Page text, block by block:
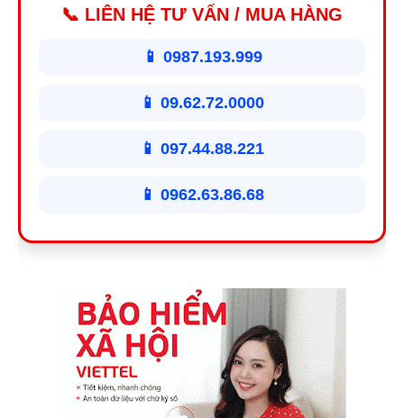
📞 LIÊN HỆ TƯ VẤN / MUA HÀNG
📱 0987.193.999
📱 09.62.72.0000
📱 097.44.88.221
📱 0962.63.86.68